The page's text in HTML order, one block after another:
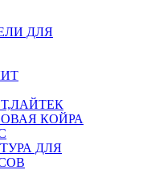
ДЛЯ
КОЙРА
ДЛЯ